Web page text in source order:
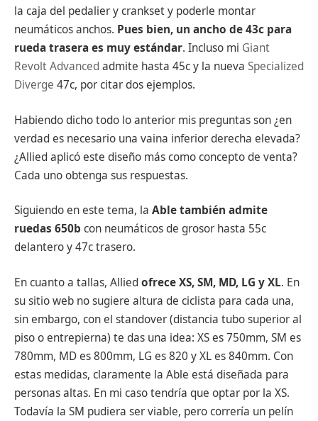
la caja del pedalier y crankset y poderle montar
neumáticos anchos. Pues bien, un ancho de 43c para
rueda trasera es muy estándar. Incluso mi Giant
Revolt Advanced admite hasta 45c y la nueva Specialized
Diverge 47c, por citar dos ejemplos.
Habiendo dicho todo lo anterior mis preguntas son ¿en
verdad es necesario una vaina inferior derecha elevada?
¿Allied aplicó este diseño más como concepto de venta?
Cada uno obtenga sus respuestas.
Siguiendo en este tema, la Able también admite
ruedas 650b con neumáticos de grosor hasta 55c
delantero y 47c trasero.
En cuanto a tallas, Alliedofrece XS, SM, MD, LG y XL. En
su sitio web no sugiere altura de ciclista para cada una,
sin embargo, con el standover (distancia tubo superior al
piso o entrepierna) te das una idea: XS es 750mm, SM es
780mm, MD es 800mm, LG es 820 y XL es 840mm. Con
estas medidas, claramente la Able está diseñada para
personas altas. En mi caso tendría que optar por la XS.
Todavía la SM pudiera ser viable, pero correría un pelín